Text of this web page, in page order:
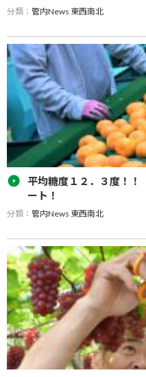
分類： 管内News 東西南北
ＪＡみなみ筑後は１１日、管
で、６次化商品のＰＲ活動とし
開発したフリーズドライ商品「
「博多なすとネギのみそ汁…
平均糖度１２．３度！
ート！
分類： 管内News 東西南北
ＪＡみなみ筑後山川総合集出荷
産ハウスみかんの集荷が始ま
ました。初日の出荷量は６５０
な栽培管理により果実内容…